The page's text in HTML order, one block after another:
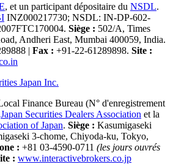
, et un participant dépositaire du NSDL.
INZ000217730; NSDL: IN-DP-602-
Siège : 502/A, Times
Andheri East, Mumbai 400059, India.
| Fax : +91-22-61289898. Site :
Japan Inc.
Finance Bureau (N° d'enregistrement
Japan Securities Dealers Association et la
of Japan. Siège : Kasumigaseki
3-chome, Chiyoda-ku, Tokyo,
: +81 03-4590-0711 (les jours ouvrés
: www.interactivebrokers.co.jp